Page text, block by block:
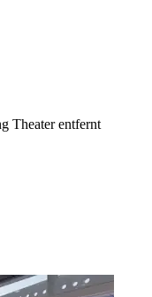
Theater entfernt